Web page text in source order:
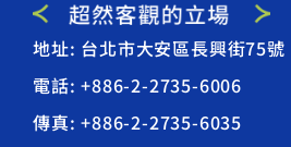
地址: 台北市大安區長興街75號
電話: +886-2-2735-6006
傳真: +886-2-2735-6035